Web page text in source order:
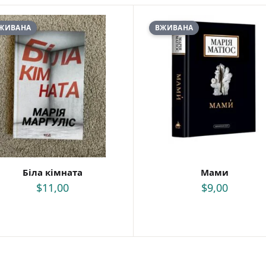
Саморозвиток, мотивація та філософія
Історія Наука Політологія
Бізнес, менеджмент та фінанси
Батьківство та виховання
Про Україну
Біблії
Духовна література
Біографічні твори
Кулінарія
Ігри для дорослих
Різдвяні / Зимові для дорослих
Українські автори
Українська класика
Для дітей
Біла кімната
$11,00
ВЖИВАНА
Мами
$9,00